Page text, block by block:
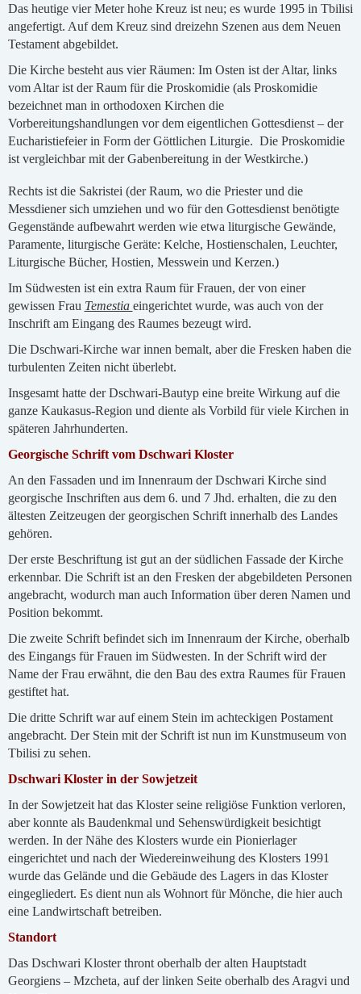
Das heutige vier Meter hohe Kreuz ist neu; es wurde 1995 in Tbilisi
angefertigt. Auf dem Kreuz sind dreizehn Szenen aus dem Neuen
Testament abgebildet.
Die Kirche besteht aus vier Räumen: Im Osten ist der Altar, links
vom Altar ist der Raum für die Proskomidie (als Proskomidie
bezeichnet man in orthodoxen Kirchen die
Vorbereitungshandlungen vor dem eigentlichen Gottesdienst – der
Eucharistiefeier in Form der Göttlichen Liturgie. Die Proskomidie
ist vergleichbar mit der Gabenbereitung in der Westkirche.)
Rechts ist die Sakristei (der Raum, wo die Priester und die
Messdiener sich umziehen und wo für den Gottesdienst benötigte
Gegenstände aufbewahrt werden wie etwa liturgische Gewände,
Paramente, liturgische Geräte: Kelche, Hostienschalen, Leuchter,
Liturgische Bücher, Hostien, Messwein und Kerzen.)
Im Südwesten ist ein extra Raum für Frauen, der von einer
gewissen Frau Temestia eingerichtet wurde, was auch von der
Inschrift am Eingang des Raumes bezeugt wird.
Die Dschwari-Kirche war innen bemalt, aber die Fresken haben die
turbulenten Zeiten nicht überlebt.
Insgesamt hatte der Dschwari-Bautyp eine breite Wirkung auf die
ganze Kaukasus-Region und diente als Vorbild für viele Kirchen in
späteren Jahrhunderten.
Georgische Schrift vom Dschwari Kloster
An den Fassaden und im Innenraum der Dschwari Kirche sind
georgische Inschriften aus dem 6. und 7 Jhd. erhalten, die zu den
ältesten Zeitzeugen der georgischen Schrift innerhalb des Landes
gehören.
Der erste Beschriftung ist gut an der südlichen Fassade der Kirche
erkennbar. Die Schrift ist an den Fresken der abgebildeten Personen
angebracht, wodurch man auch Information über deren Namen und
Position bekommt.
Die zweite Schrift befindet sich im Innenraum der Kirche, oberhalb
des Eingangs für Frauen im Südwesten. In der Schrift wird der
Name der Frau erwähnt, die den Bau des extra Raumes für Frauen
gestiftet hat.
Die dritte Schrift war auf einem Stein im achteckigen Postament
angebracht. Der Stein mit der Schrift ist nun im Kunstmuseum von
Tbilisi zu sehen.
Dschwari Kloster in der Sowjetzeit
In der Sowjetzeit hat das Kloster seine religiöse Funktion verloren,
aber konnte als Baudenkmal und Sehenswürdigkeit besichtigt
werden. In der Nähe des Klosters wurde ein Pionierlager
eingerichtet und nach der Wiedereinweihung des Klosters 1991
wurde das Gelände und die Gebäude des Lagers in das Kloster
eingegliedert. Es dient nun als Wohnort für Mönche, die hier auch
eine Landwirtschaft betreiben.
Standort
Das Dschwari Kloster thront oberhalb der alten Hauptstadt
Georgiens – Mzcheta, auf der linken Seite oberhalb des Aragvi und